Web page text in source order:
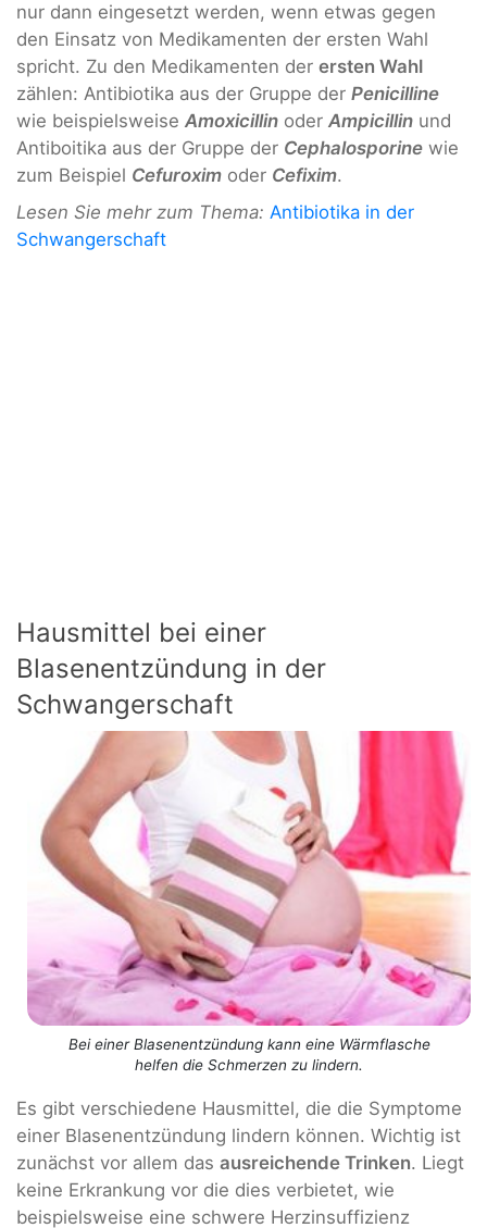
nur dann eingesetzt werden, wenn etwas gegen
den Einsatz von Medikamenten der ersten Wahl
spricht. Zu den Medikamenten der ersten Wahl
zählen: Antibiotika aus der Gruppe der Penicilline
wie beispielsweise Amoxicillin oder Ampicillin und
Antiboitika aus der Gruppe der Cephalosporine wie
zum Beispiel Cefuroxim oder Cefixim.
Lesen Sie mehr zum Thema: Antibiotika in der
Schwangerschaft
Hausmittel bei einer
Blasenentzündung in der
Schwangerschaft
Bei einer Blasenentzündung kann eine Wärmflasche
helfen die Schmerzen zu lindern.
Es gibt verschiedene Hausmittel, die die Symptome
einer Blasenentzündung lindern können. Wichtig ist
zunächst vor allem das ausreichende Trinken. Liegt
keine Erkrankung vor die dies verbietet, wie
beispielsweise eine schwere Herzinsuffizienz